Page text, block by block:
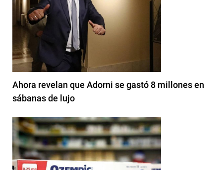
Ahora revelan que Adorni se gastó 8 millones en
sábanas de lujo